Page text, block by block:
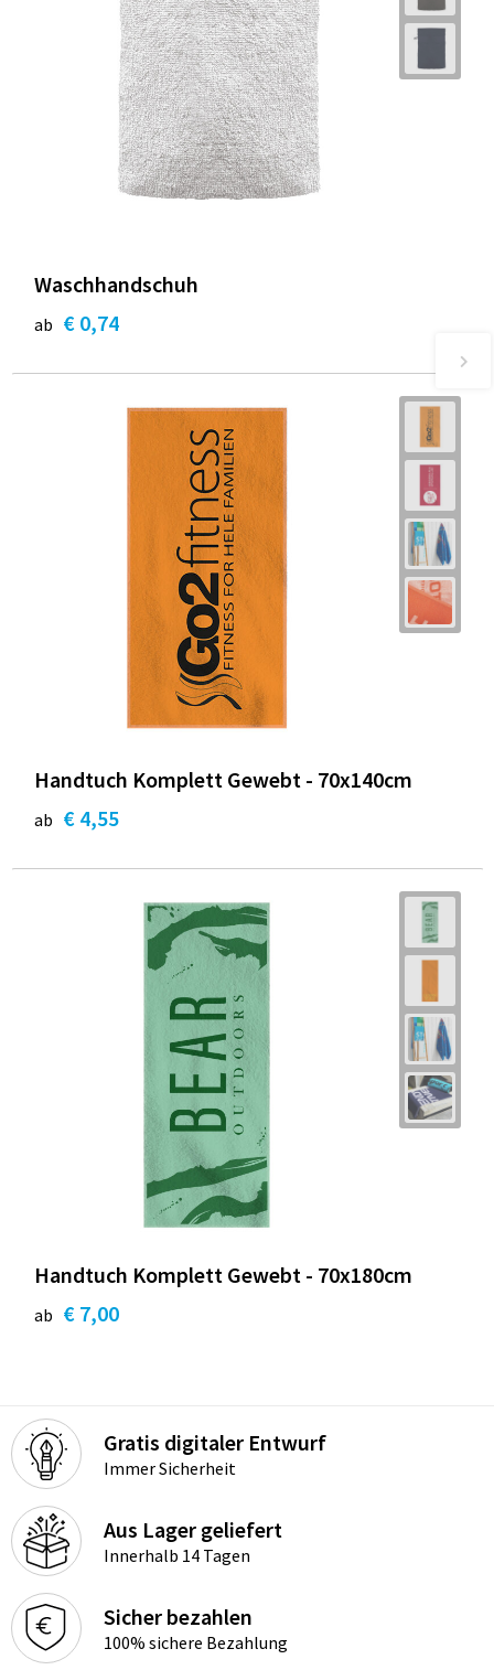
Waschhandschuh
ab € 0,74
Handtuch Komplett Gewebt - 70x140cm
ab € 4,55
Handtuch Komplett Gewebt - 70x180cm
ab € 7,00
Gratis digitaler Entwurf
Immer Sicherheit
Aus Lager geliefert
Innerhalb 14 Tagen
Sicher bezahlen
100% sichere Bezahlung